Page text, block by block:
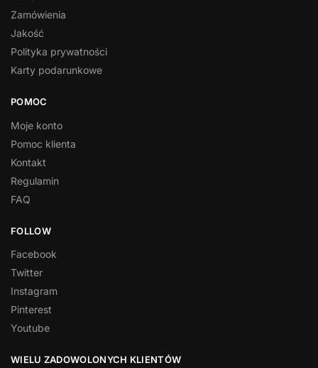
Zamówienia
Jakość
Polityka prywatności
Karty podarunkowe
POMOC
Moje konto
Pomoc klienta
Kontakt
Regulamin
FAQ
FOLLOW
Facebook
Twitter
Instagram
Pinterest
Youtube
WIELU ZADOWOLONYCH KLIENTÓW